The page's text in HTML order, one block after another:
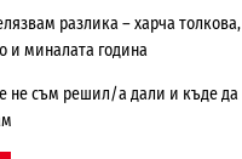
разлика – харча толкова,
и миналата година
не съм решил/а дали и къде да